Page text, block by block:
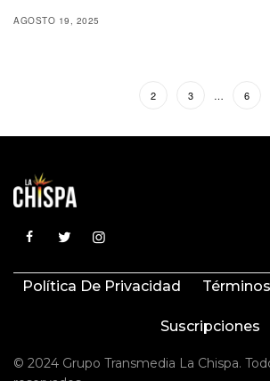
AGOSTO 19, 2025
2 3 … 6
Política De Privacidad
Suscripciones
© 2024 Grupo Transmedia La Chispa.